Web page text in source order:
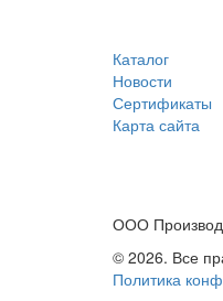
Каталог
Новости
Сертификаты
Карта сайта
ООО
© 2026. Все
Политика